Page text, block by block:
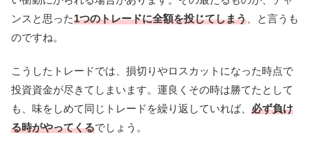
ンスと思った1つのトレードに全額を投じてしまう 、と言うも
のですね。
こうしたトレードでは、損切りやロスカットになった時点で
投資資金が尽きてしまいます。運良くその時は勝てたとして
も、味をしめて同じトレードを繰り返していれば、 必ず負け
る時がやってくるでしょう。